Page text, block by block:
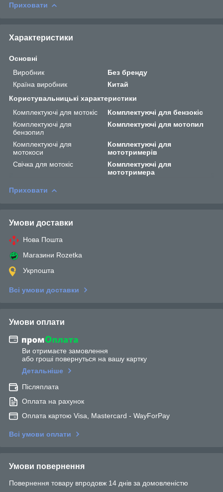
Приховати
Характеристики
Основні
Виробник
Без бренду
Країна виробник
Китай
Користувальницькі характеристики
Комплектуючі для мотокіс
Комплектуючі для бензокіс
Комплектуючі для
бензопил
Комплектуючі для мотопил
Комплектуючі для
мотокоси
Комплектуючі для
мототримерів
Свічка для мотокіс
Комплектуючі для
мототримера
Приховати
Умови доставки
Нова Пошта
Магазини Rozetka
Укрпошта
Всі умови доставки
Умови оплати
Ви отримаєте замовлення
або гроші повернуться на вашу картку
Детальніше
Післяплата
Оплата на рахунок
Оплата картою Visa, Mastercard - WayForPay
Всі умови оплати
Умови повернення
Повернення товару впродовж 14 днів за домовленістю